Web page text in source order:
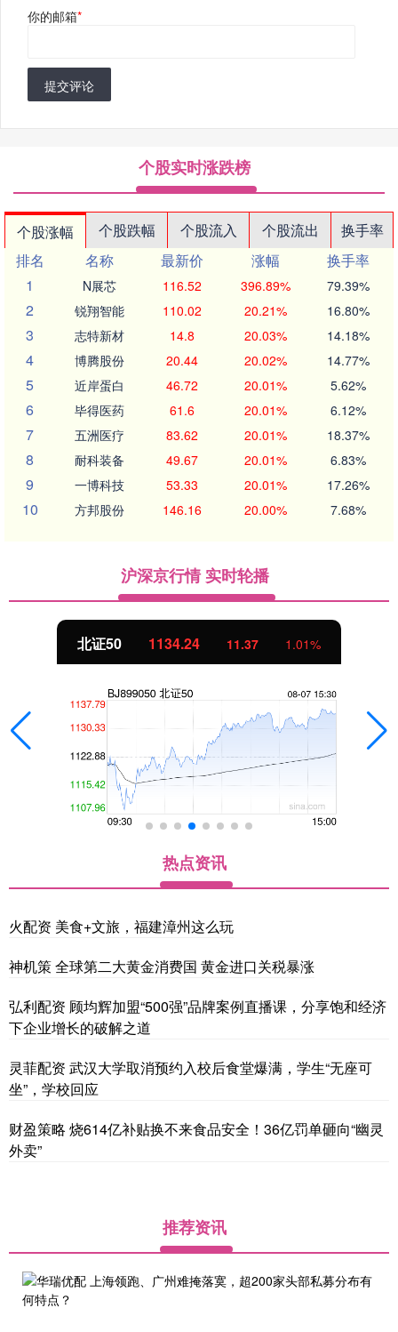
你的邮箱*
提交评论
个股实时涨跌榜
个股涨幅 个股跌幅 个股流入 个股流出
换手率
排名
名称 最新价 涨幅
换手率
1
N展芯 116.52 396.89% 79.39%
2 锐翔智能 110.02 20.21% 16.80%
3 志特新材 14.8 20.03% 14.18%
4 博腾股份 20.44 20.02% 14.77%
5 近岸蛋白 46.72 20.01% 5.62%
6 毕得医药 61.6 20.01% 6.12%
7 五洲医疗 83.62 20.01% 18.37%
8 耐科装备 49.67 20.01% 6.83%
9 一博科技 53.33 20.01% 17.26%
10 方邦股份 146.16 20.00% 7.68%
沪深京行情 实时轮播
北证50 1134.24 11.37 1.01%
热点资讯
火配资 美食+文旅，福建漳州这么玩
神机策 全球第二大黄金消费国 黄金进口关税暴涨
弘利配资 顾均辉加盟“500强”品牌案例直播课，分享饱和经济
下企业增长的破解之道
灵菲配资 武汉大学取消预约入校后食堂爆满，学生“无座可
坐”，学校回应
财盈策略 烧614亿补贴换不来食品安全！36亿罚单砸向“幽灵
外卖”
推荐资讯